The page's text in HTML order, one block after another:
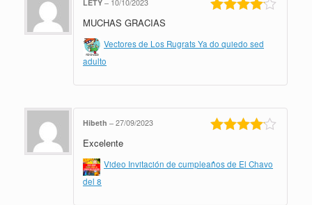
LETY – 10/10/2023
MUCHAS GRACIAS
Vectores de Los Rugrats Ya do quiedo sed
adulto
Hibeth – 27/09/2023
Excelente
Video Invitación de cumpleaños de El Chavo
del 8